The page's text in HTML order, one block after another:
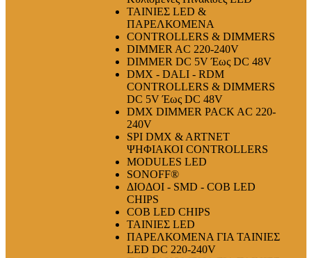
ΤΑΙΝΙΕΣ LED &
ΠΑΡΕΛΚΟΜΕΝΑ
CONTROLLERS & DIMMERS
DIMMER AC 220-240V
DIMMER DC 5V Έως DC 48V
DMX - DALI - RDM
CONTROLLERS & DIMMERS
DC 5V Έως DC 48V
DMX DIMMER PACK AC 220-
240V
SPI DMX & ARTNET
ΨΗΦΙΑΚΟΙ CONTROLLERS
MODULES LED
SONOFF®
ΔΙΟΔΟΙ - SMD - COB LED
CHIPS
COB LED CHIPS
ΤΑΙΝΙΕΣ LED
ΠΑΡΕΛΚΟΜΕΝΑ ΓΙΑ ΤΑΙΝΙΕΣ
LED DC 220-240V